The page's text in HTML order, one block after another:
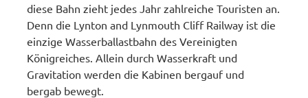
diese Bahn zieht jedes Jahr zahlreiche Touristen an.
Denn die Lynton and Lynmouth Cliff Railway ist die
einzige Wasserballastbahn des Vereinigten
Königreiches. Allein durch Wasserkraft und
Gravitation werden die Kabinen bergauf und
bergab bewegt.